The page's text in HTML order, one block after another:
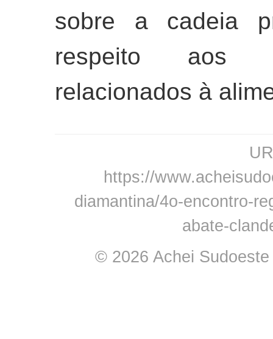
sobre a cadeia
respeito aos
relacionados à
https://
diamantina/4o-encontro-
abate-
© 2026 Achei